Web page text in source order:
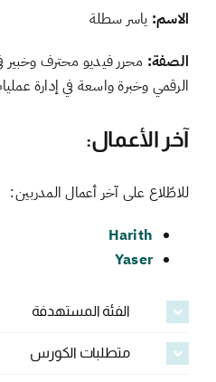
الاسم: ياسر سطلة
الصفة: محرر فيديو محترف
الرقمي وخبرة واسعة في إدارة
آخر الأعمال:
للاطّلاع على آخر أعمال المدربين:
Harith
Yaser
الفئة المستهدفة
متطلبات الكورس